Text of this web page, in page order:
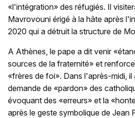
«l'intégration» des réfugiés. Il
Mavrovouni érigé à la hâte après
2020 qui a détruit la structure de
A Athènes, le pape a dit venir
sources de la fraternité» et
«frères de foi». Dans l'après-midi, il
demande de «pardon» des
évoquant des «erreurs» et la
après le geste symbolique de Jean